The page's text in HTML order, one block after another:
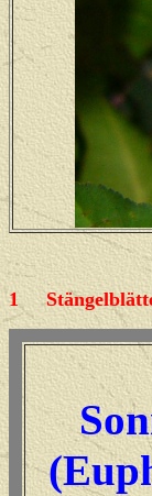
1